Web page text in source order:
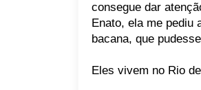
consegue dar
Enato, ela me pediu
bacana, que
Eles vivem no Rio